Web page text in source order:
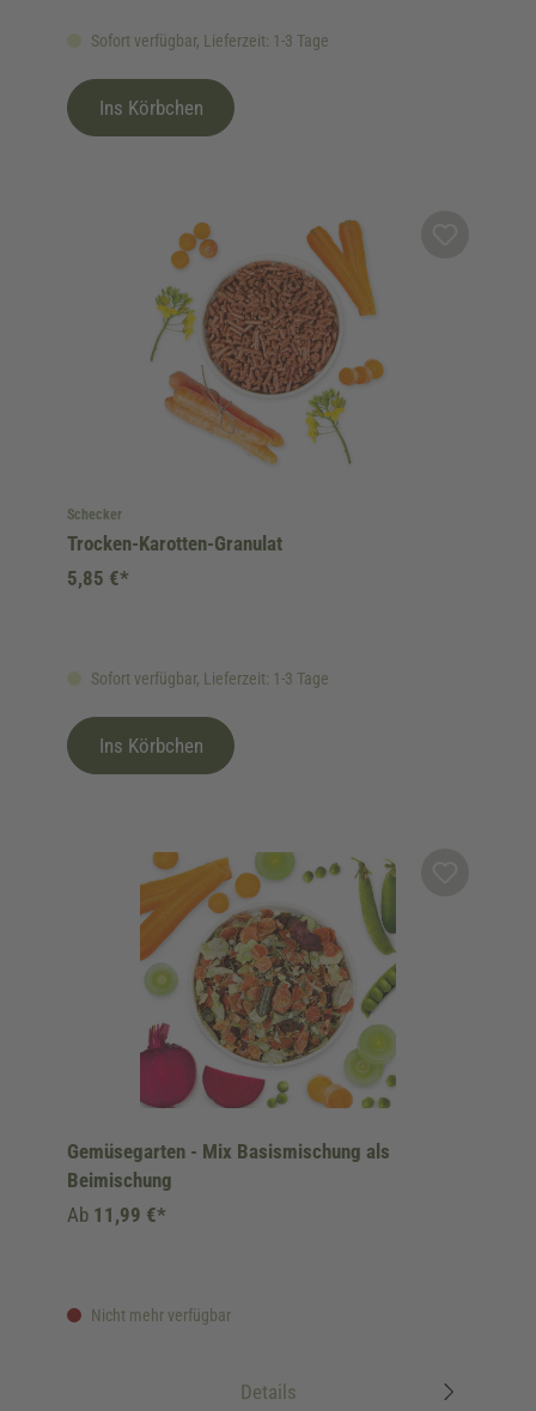
Sofort verfügbar, Lieferzeit: 1-3 Tage
Ins Körbchen
Schecker
Trocken-Karotten-Granulat
Sofort verfügbar, Lieferzeit: 1-3 Tage
5,85 €*
Ins Körbchen
Gemüsegarten - Mix Basismischung als
Beimischung
Nicht mehr verfügbar
Ab 11,99 €*
Details